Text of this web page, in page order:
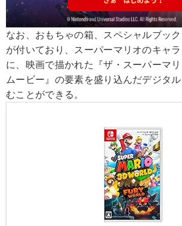
なお、おもちゃの箱、スペシャルブッ
が付いており、スーパーマリオのキャ
に、映画で描かれた『ザ・スーパーマ
ムービー』の要素を盛り込んだデジタ
むことができる。